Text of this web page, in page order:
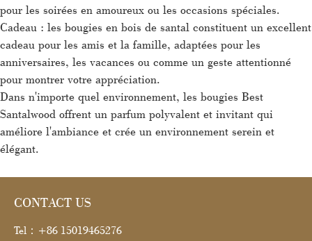
pour les soirées en amoureux ou les occasions spéciales.
Cadeau : les bougies en bois de santal constituent un excellent
cadeau pour les amis et la famille, adaptées pour les
anniversaires, les vacances ou comme un geste attentionné
pour montrer votre appréciation.
Dans n'importe quel environnement, les bougies Best
Santalwood offrent un parfum polyvalent et invitant qui
améliore l'ambiance et crée un environnement serein et
élégant.
CONTACT US
Tel：+86 15019465276